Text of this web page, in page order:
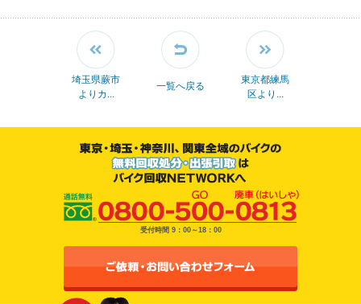
埼玉県蕨市
よりカ...
一覧へ戻る
東京都練馬
区より...
受付時間 9：00～18：00